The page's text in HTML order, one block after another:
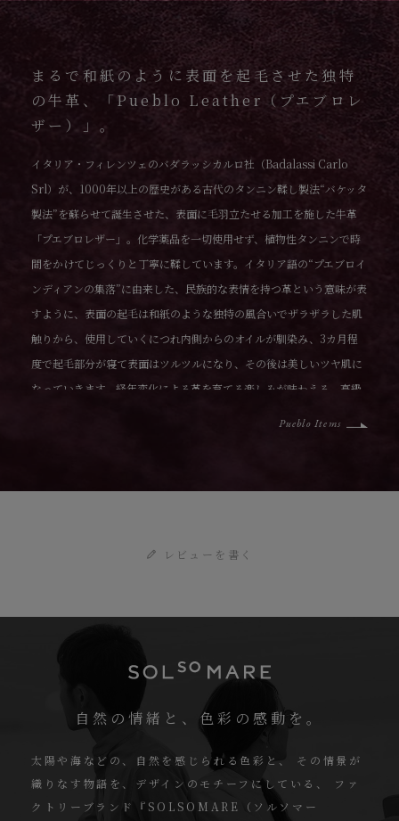
まるで和紙のように表面を起毛させた独特
の牛革、「Pueblo Leather（プエブロレ
ザー）」。
イタリア・フィレンツェのバダラッシカルロ社（Badalassi Carlo
Srl）が、1000年以上の歴史がある古代のタンニン鞣し製法“バケッタ
製法”を蘇らせて誕生させた、表面に毛羽立たせる加工を施した牛革
「プエブロレザー」。化学薬品を一切使用せず、植物性タンニンで時
間をかけてじっくりと丁寧に鞣しています。イタリア語の“プエブロイ
ンディアンの集落”に由来した、民族的な表情を持つ革という意味が表
すように、表面の起毛は和紙のような独特の風合いでザラザラした肌
触りから、使用していくにつれ内側からのオイルが馴染み、3カ月程
度で起毛部分が寝て表面はツルツルになり、その後は美しいツヤ肌に
なっていきます。経年変化による革を育てる楽しみが味わえる、高級
Pueblo Items
レビューを書く
自然の情緒と、色彩の感動を。
太陽や海などの、自然を感じられる色彩と、
その情景が
織りなす物語を、デザインのモチーフにしている、
ファ
クトリーブランド『SOLSOMARE（ソルソマー